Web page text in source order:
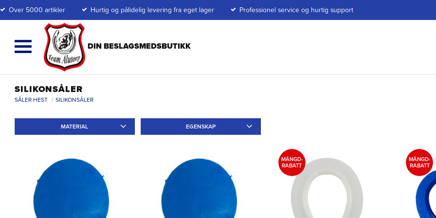
Over 5000 artikler Hurtig og pålidelig levering fra eget lager Professionel service og hurtig support
SILIKONSÅLER
SÅLER HEST SILIKONSÅLER
MATERIAL EGENSKAP
MÄNGD-
RABATT
MÄNGD-
RABATT